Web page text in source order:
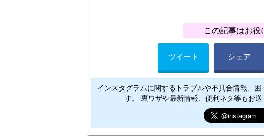
この記事はお役
ツイート シェア
インスタグラムに関するトラブルや不具合情報、
す。 裏ワザや最新情報、便利ネタ等もお